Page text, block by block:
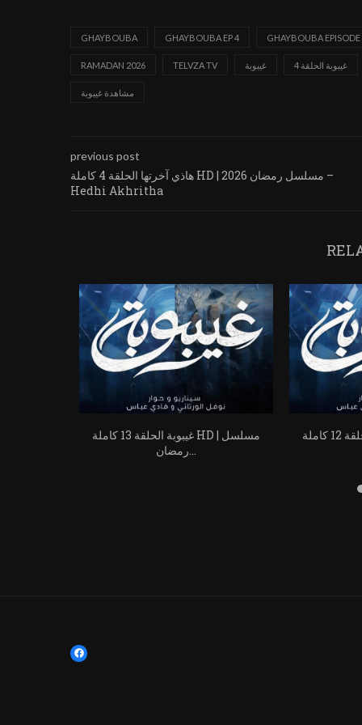
GHAYBOUBA GHAYBOUBA EP 4 GHAYBOUBA EPISODE
RAMADAN 2026 TELVZA TV غيبوبة غيبوبة الحلقة 4
مشاهدة غيبوبة
previous post
هاذي آخرتها الحلقة 4 كاملة HD | مسلسل رمضان 2026 –
Hedhi Akhritha
غيبوبة الحلقة 13 كاملة HD | مسلسل
رمضان...
غيبوبة الحلقة 12 كاملة HD | مسلسل